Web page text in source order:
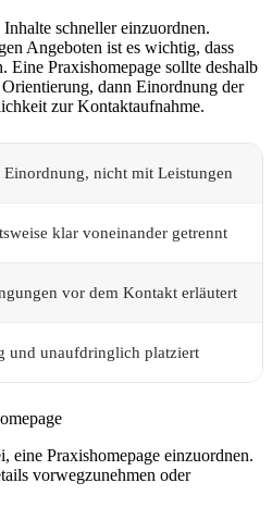
schneller einzuordnen.
Angeboten ist es wichtig, dass
Eine Praxishomepage sollte deshalb
dann Einordnung der
zur Kontaktaufnahme.
nicht mit Leistungen
klar voneinander getrennt
vor dem Kontakt erläutert
und unaufdringlich platziert
eine Praxishomepage einzuordnen.
vorwegzunehmen oder